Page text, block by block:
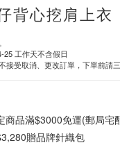
背心挖肩上衣
25 工作天不含假日
接受取消、更改訂單，下單前請三
商品滿$3000免運(郵局宅
贈品牌針織包